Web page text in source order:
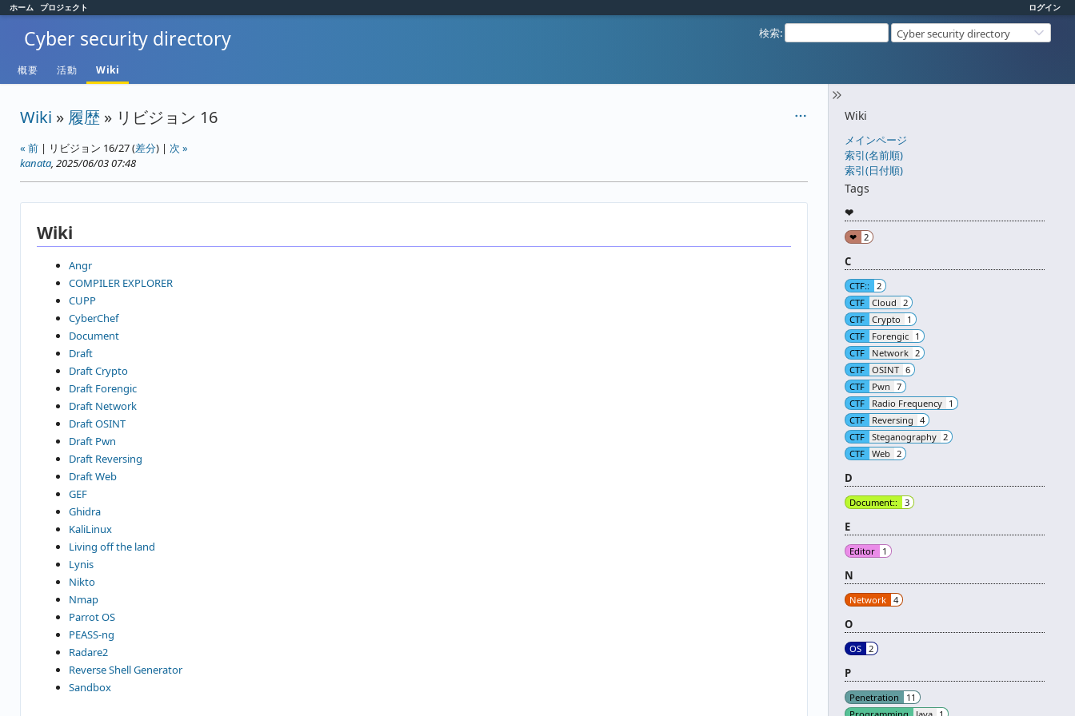
ログイン
ホーム プロジェクト
検索: Cyber security directory
Cyber security directory
概要 活動 Wiki
Wiki
メインページ
索引(名前順)
索引(日付順)
Tags
❤
❤ 2
C
CTF::
2
CTF Cloud
2
CTF Crypto
1
CTF
Forengic
1
CTF
Network
2
CTF OSINT 6
CTF
Pwn
7
CTF
Radio Frequency
1
CTF
Reversing
4
CTF Steganography
2
CTF Web 2
D
Document:: 3
E
Editor 1
N
Network 4
O
OS 2
P
Penetration
11
Wiki » 履歴 » リビジョン 16
« 前 | リビジョン 16/27 (差分) | 次 »
kanata, 2025/06/03 07:48
Wiki
Angr
COMPILER EXPLORER
CUPP
CyberChef
Document
Draft
Draft Crypto
Draft Forengic
Draft Network
Draft OSINT
Draft Pwn
Draft Reversing
Draft Web
GEF
Ghidra
KaliLinux
Living off the land
Lynis
Nikto
Nmap
Parrot OS
PEASS-ng
Radare2
Reverse Shell Generator
Sandbox